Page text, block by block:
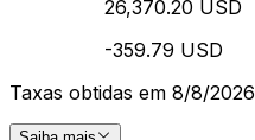
26,370.20 USD
-359.79 USD
Taxas obtidas em 8/8/2026